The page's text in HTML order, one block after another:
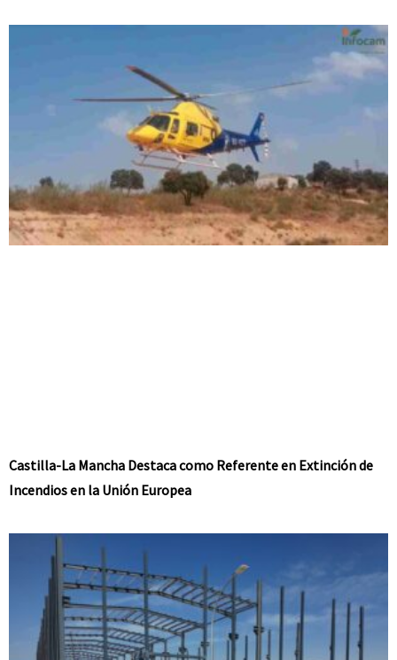
Castilla-La Mancha Destaca como Referente en Extinción de
Incendios en la Unión Europea